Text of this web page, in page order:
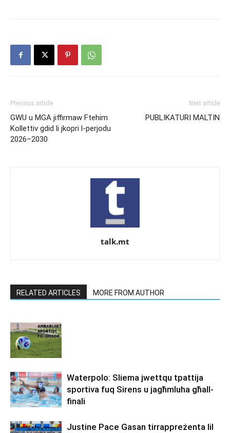
Previous article
GWU u MGA jiffirmaw Ftehim
Kollettiv ġdid li jkopri l-perjodu
2026–2030
Next article
PUBLIKATURI MALTIN
talk.mt
RELATED ARTICLES MORE FROM AUTHOR
Waterpolo: Sliema jwettqu tpattija
sportiva fuq Sirens u jagħmluha għall-
finali
Justine Pace Gasan tirrappreżenta lil